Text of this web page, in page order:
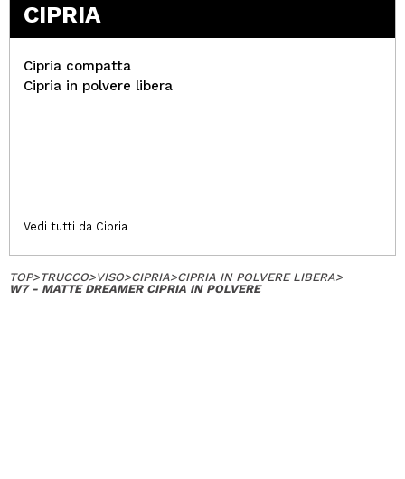
CIPRIA
Cipria compatta
Cipria in polvere libera
Vedi tutti da Cipria
TOP>TRUCCO>VISO>CIPRIA>CIPRIA IN POLVERE LIBERA>
W7 - MATTE DREAMER CIPRIA IN POLVERE